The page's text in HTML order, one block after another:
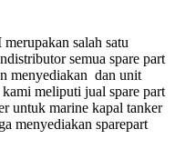
merupakan salah satu
semua spare part
menyediakan dan unit
meliputi jual spare part
untuk marine kapal tanker
menyediakan sparepart